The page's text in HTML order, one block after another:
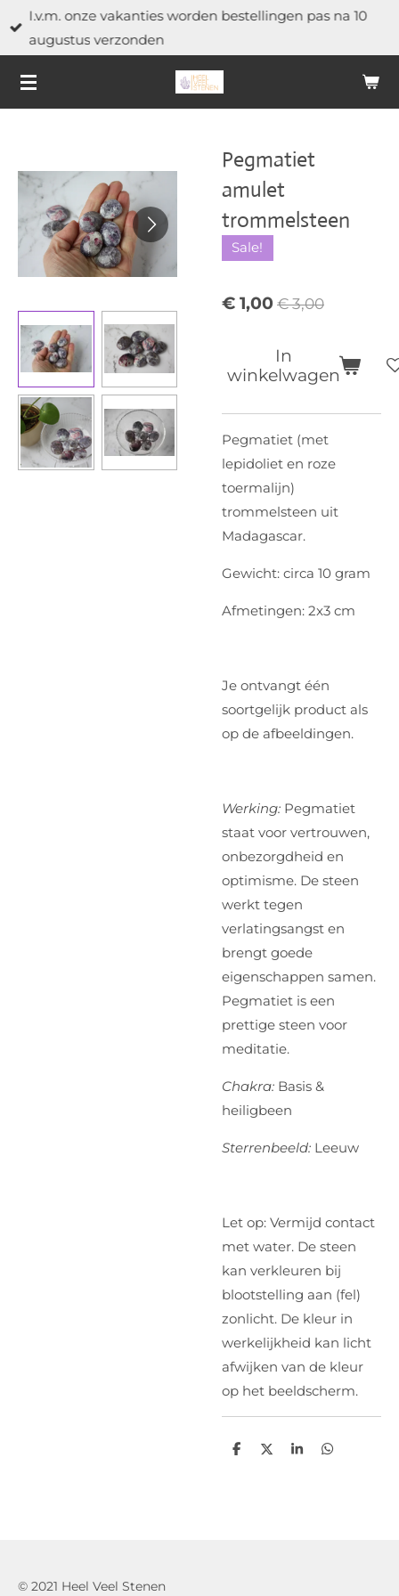
Ga
direct
de
I.v.m. onze vakanties worden bestellingen pas na 10
augustus verzonden
Pegmatiet
amulet
trommelsteen
Sale!
€ 1,00 € 3,00
In
winkelwagen
Pegmatiet (met
lepidoliet en roze
toermalijn)
trommelsteen uit
Madagascar.
Gewicht: circa 10 gram
Afmetingen: 2x3 cm
Je ontvangt één
soortgelijk product als
op de afbeeldingen.
Werking: Pegmatiet
staat voor vertrouwen,
onbezorgdheid en
optimisme. De steen
werkt tegen
verlatingsangst en
brengt goede
eigenschappen samen.
Pegmatiet is een
prettige steen voor
meditatie.
Chakra: Basis &
heiligbeen
Sterrenbeeld: Leeuw
Let op: Vermijd contact
met water. De steen
kan verkleuren bij
blootstelling aan (fel)
zonlicht. De kleur in
werkelijkheid kan licht
afwijken van de kleur
op het beeldscherm.
D
D
S
D
© 2021 Heel Veel Stenen